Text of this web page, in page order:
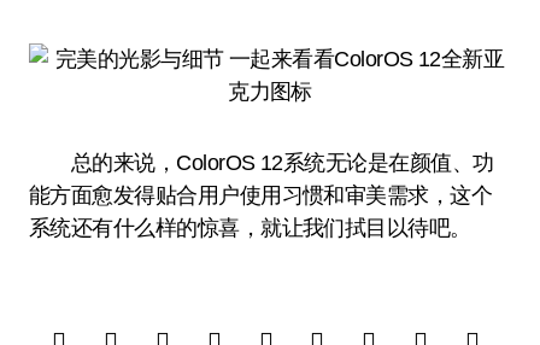
总的来说，ColorOS 12系统无论是在颜值、功
能方面愈发得贴合用户使用习惯和审美需求，这个
系统还有什么样的惊喜，就让我们拭目以待吧。